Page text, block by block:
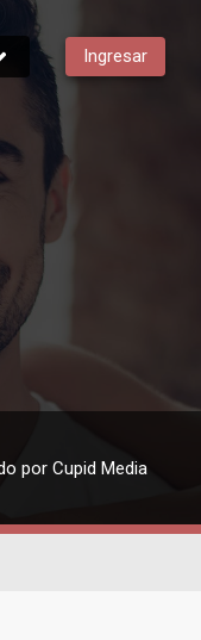
Ingresar
por Cupid Media